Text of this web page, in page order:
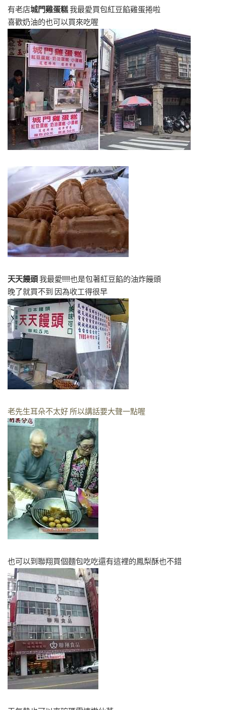
有老店城門雞蛋糕我最愛買包紅豆餡雞蛋捲啦
喜歡奶油的也可以買來吃喔
天天饅頭我最愛!!!!也是包著紅豆餡的油炸饅頭
晚了就買不到 因為收工得很早
老先生耳朵不太好 所以講話要大聲一點喔
也可以到聯翔買個麵包吃吃還有這裡的鳳梨酥也不錯